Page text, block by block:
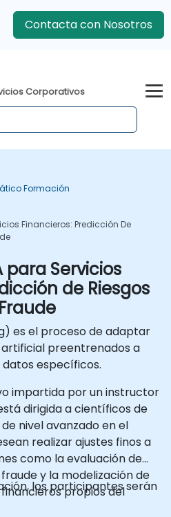
Contacta con Nosotros
Corporativos
Formación
Financieros: Predicción De
para Servicios
de Riesgos
es el proceso de adaptar
preentrenados a
específicos.
impartida por un instructor
dirigida a científicos de
nivel avanzado en el
realizar ajustes finos a
como la evaluación de
y la modelización de
propios del
los participantes serán